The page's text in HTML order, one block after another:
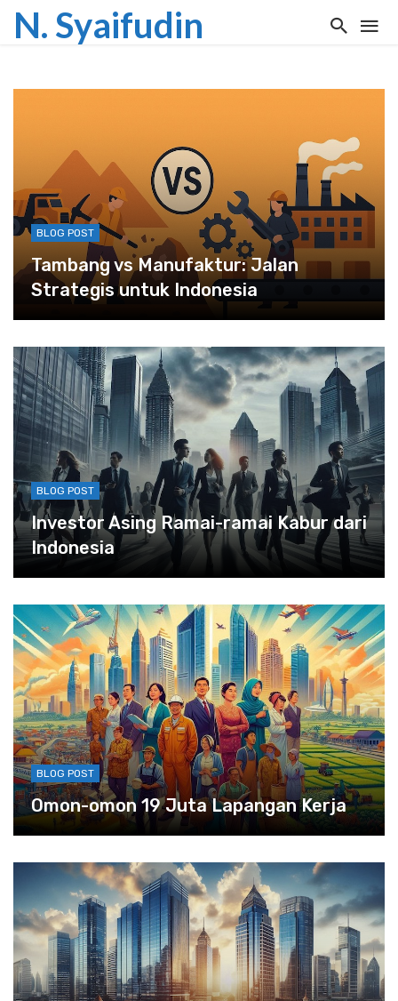
N. Syaifudin
BLOG POST
Tambang vs Manufaktur: Jalan
Strategis untuk Indonesia
BLOG POST
Investor Asing Ramai-ramai Kabur dari
Indonesia
BLOG POST
Omon-omon 19 Juta Lapangan Kerja